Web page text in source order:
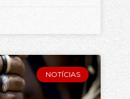
NOTÍCIAS